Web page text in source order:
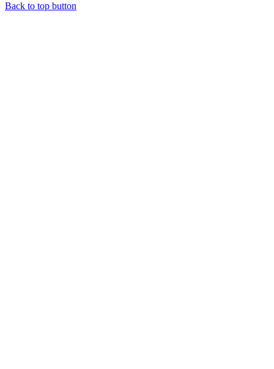
Back to top button